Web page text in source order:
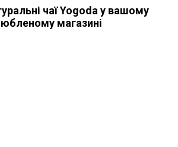
чаї Yogoda у вашому
магазині